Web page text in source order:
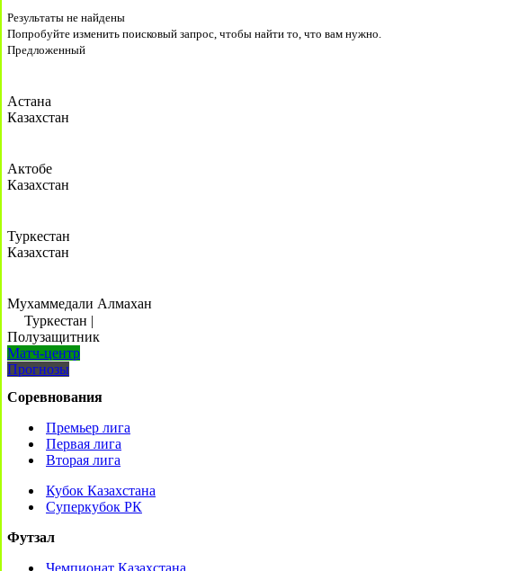
Результаты не найдены
Попробуйте изменить поисковый запрос, чтобы найти то, что вам нужно.
Предложенный
Астана
Казахстан
Актобе
Казахстан
Туркестан
Казахстан
Мухаммедали Алмахан
Туркестан |
Полузащитник
Матч-центр
Прогнозы
Соревнования
Премьер лига
Первая лига
Вторая лига
Кубок Казахстана
Суперкубок РК
Футзал